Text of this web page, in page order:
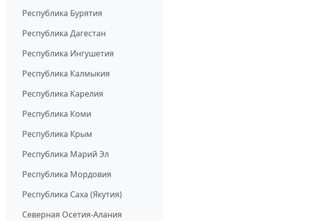
Республика Бурятия
Республика Дагестан
Республика Ингушетия
Республика Калмыкия
Республика Карелия
Республика Коми
Республика Крым
Республика Марий Эл
Республика Мордовия
Республика Саха (Якутия)
Северная Осетия-Алания